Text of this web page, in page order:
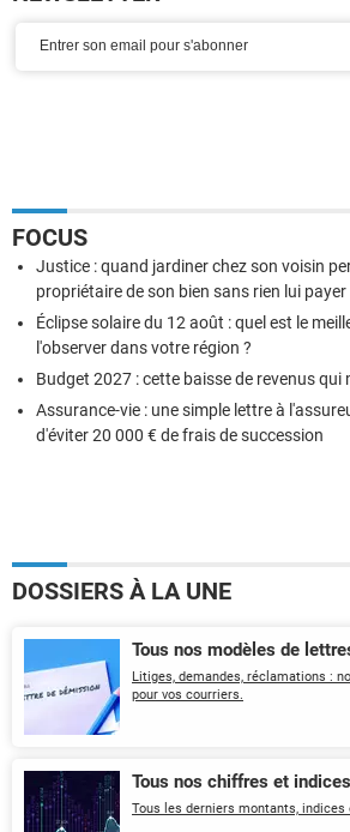
FOCUS
Justice : quand jardiner chez son voisin
propriétaire de son bien sans rien lui payer
Éclipse solaire du 12 août : quel est le
l'observer dans votre région ?
Budget 2027 : cette baisse de revenus qui
Assurance-vie : une simple lettre à
d'éviter 20 000 € de frais de succession
DOSSIERS À LA UNE
Tous nos modèles de
Litiges, demandes, réclamations :
pour vos courriers.
Tous nos chiffres et indices
Tous les derniers montants, indices